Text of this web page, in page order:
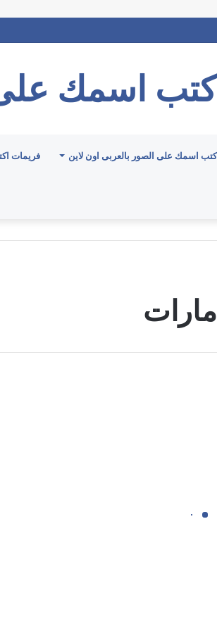
اسمك
اسمك على الصور بالعربى اون لاين فريمات